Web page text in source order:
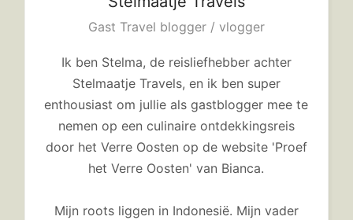
Gast Travel blogger / vlogger
Ik ben Stelma, de reisliefhebber achter
Stelmaatje Travels, en ik ben super
enthousiast om jullie als gastblogger mee te
nemen op een culinaire ontdekkingsreis
door het Verre Oosten op de website 'Proef
het Verre Oosten' van Bianca.
Mijn roots liggen in Indonesië. Mijn vader